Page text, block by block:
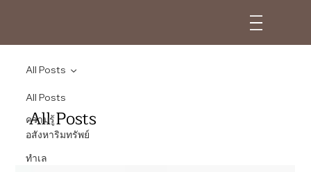
All Posts
ความรู้
อสังหาริมทรัพย์
ทำเล
All Posts
All Posts